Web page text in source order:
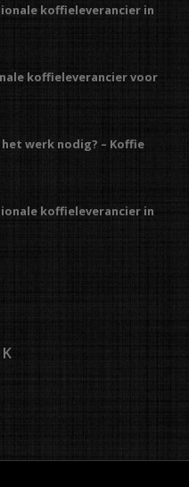
koffieleverancier in
koffieleverancier voor
werk nodig? – Koffie
koffieleverancier in